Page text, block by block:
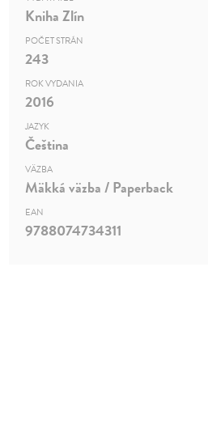
Kniha Zlín
POČET STRÁN
243
ROK VYDANIA
2016
JAZYK
Čeština
VÄZBA
Mäkká väzba / Paperback
EAN
9788074734311